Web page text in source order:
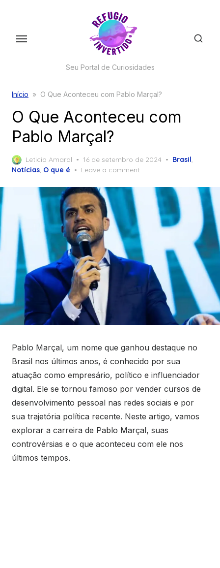
Seu Portal de Curiosidades
Início » O Que Aconteceu com Pablo Marçal?
O Que Aconteceu com
Pablo Marçal?
Leticia Amaral
Posted
on
16 de setembro de 2024 Brasil,
Notícias, O que é Leave a comment
Pablo Marçal, um nome que ganhou destaque no
Brasil nos últimos anos, é conhecido por sua
atuação como empresário, político e influenciador
digital. Ele se tornou famoso por vender cursos de
desenvolvimento pessoal nas redes sociais e por
sua trajetória política recente. Neste artigo, vamos
explorar a carreira de Pablo Marçal, suas
controvérsias e o que aconteceu com ele nos
últimos tempos.